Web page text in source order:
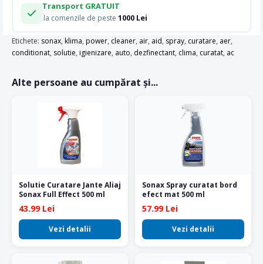
Transport GRATUIT
la comenzile de peste 1000 Lei
Etichete: sonax, klima, power, cleaner, air, aid, spray, curatare, aer,
conditionat, solutie, igienizare, auto, dezfinectant, clima, curatat, ac
Alte persoane au cumpărat și...
Solutie Curatare Jante Aliaj
Sonax Full Effect 500 ml
43.99 Lei
Vezi detalii
Sonax Spray curatat bord
efect mat 500 ml
57.99 Lei
Vezi detalii